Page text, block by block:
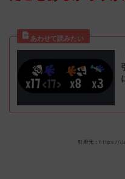
引用元：https://